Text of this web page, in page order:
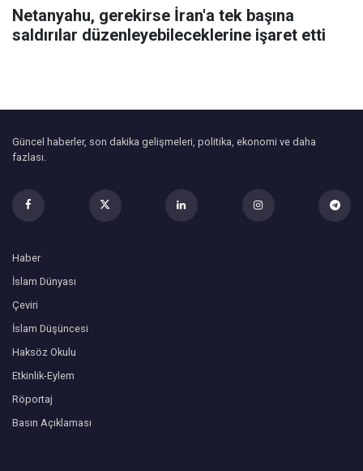
Netanyahu, gerekirse İran'a tek başına
saldırılar düzenleyebileceklerine işaret etti
Güncel haberler, son dakika gelişmeleri, politika, ekonomi ve daha
fazlası.
Haber
İslam Dünyası
Çeviri
İslam Düşüncesi
Haksöz Okulu
Etkinlik-Eylem
Röportaj
Basın Açıklaması